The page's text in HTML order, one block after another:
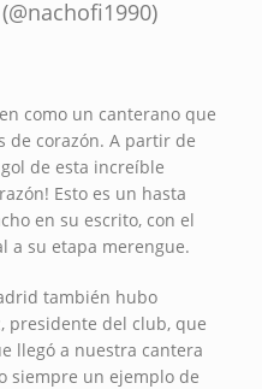
como un canterano que
de corazón. A partir de
de esta increíble
Esto es un hasta
en su escrito, con el
a su etapa merengue.
también hubo
presidente del club, que
llegó a nuestra cantera
siempre un ejemplo de